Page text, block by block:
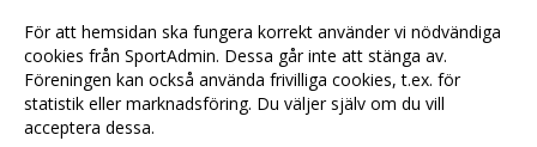
För att hemsidan ska fungera korrekt använder vi nödvändiga
cookies från SportAdmin. Dessa går inte att stänga av.
Föreningen kan också använda frivilliga cookies, t.ex. för
statistik eller marknadsföring. Du väljer själv om du vill
acceptera dessa.